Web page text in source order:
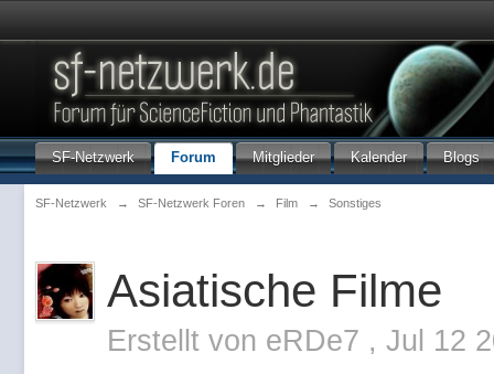
SF-Netzwerk Forum Mitglieder Kalender Blogs
SF-Netzwerk → SF-Netzwerk Foren → Film → Sonstiges
Asiatische Filme
Erstellt von eRDe7 , Jul 12